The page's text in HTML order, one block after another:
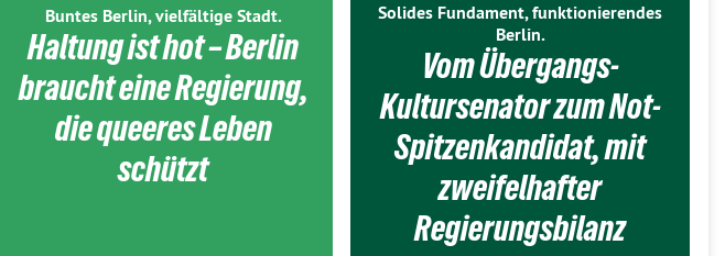
Buntes Berlin, vielfältige Stadt.
Haltung ist hot – Berlin
braucht eine Regierung,
die queeres Leben
schützt
Solides Fundament, funktionierendes
Berlin.
Vom Übergangs-
Kultursenator zum Not-
Spitzenkandidat, mit
zweifelhafter
Regierungsbilanz